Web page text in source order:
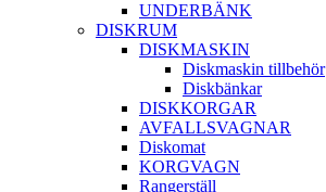
UNDERBÄNK
DISKRUM
DISKMASKIN
Diskmaskin tillbehör
Diskbänkar
DISKKORGAR
AVFALLSVAGNAR
Diskomat
KORGVAGN
Rangerställ